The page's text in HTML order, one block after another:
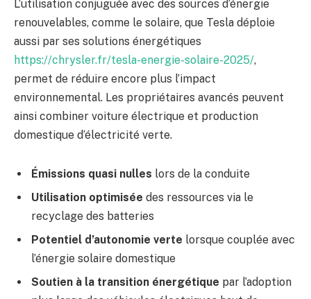
L’utilisation conjuguée avec des sources d’énergie
renouvelables, comme le solaire, que Tesla déploie
aussi par ses solutions énergétiques
https://chrysler.fr/tesla-energie-solaire-2025/,
permet de réduire encore plus l’impact
environnemental. Les propriétaires avancés peuvent
ainsi combiner voiture électrique et production
domestique d’électricité verte.
Émissions quasi nulles lors de la conduite
Utilisation optimisée des ressources via le
recyclage des batteries
Potentiel d’autonomie verte lorsque couplée avec
l’énergie solaire domestique
Soutien à la transition énergétique par l’adoption